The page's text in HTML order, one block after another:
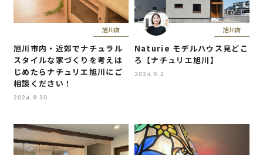
旭川店
旭川市内・近郊でナチュラル
スタイルな家づくりを考えは
じめたらナチュリエ旭川にご
相談ください！
2024.9.30
旭川店
Naturie モデルハウス見どこ
ろ【ナチュリエ旭川】
2024.9.2